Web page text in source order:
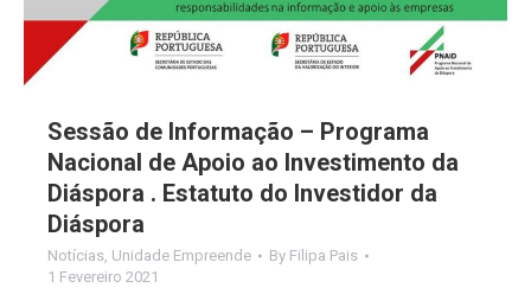
Sessão de Informação – Programa
Nacional de Apoio ao Investimento da
Diáspora . Estatuto do Investidor da
Diáspora
Notícias Unidade Empreende By Filipa Pais
1 Fevereiro 2021